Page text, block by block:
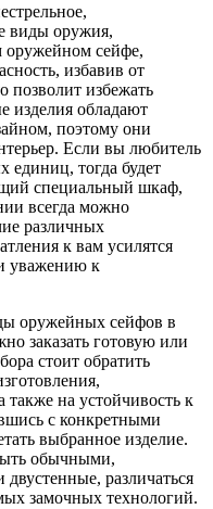
виды оружия,
оружейном сейфе,
избавив от
позволит избежать
изделия обладают
поэтому они
Если вы любитель
единиц, тогда будет
специальный шкаф,
всегда можно
различных
к вам усилятся
уважению к
оружейных сейфов в
заказать готовую или
стоит обратить
также на устойчивость к
с конкретными
выбранное изделие.
обычными,
различаться
замочных технологий.